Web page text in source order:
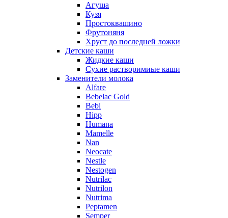
Агуша
Кузя
Простоквашино
Фрутоняня
Хруст до последней ложки
Детские каши
Жидкие каши
Сухие растворимиые каши
Заменители молока
Alfare
Bebelac Gold
Bebi
Hipp
Humana
Mamelle
Nan
Neocate
Nestle
Nestogen
Nutrilac
Nutrilon
Nutrima
Peptamen
Semper